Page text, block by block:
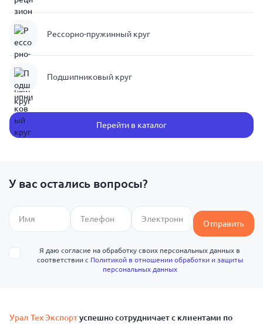
Рессорно-пружинный круг
Подшипниковый круг
Перейти в каталог
У вас остались вопросы?
Отправить
Я даю согласие на обработку своих персональных данных в
соответствии с Политикой в отношении обработки и защиты
персональных данных
Урал Тех Экспортуспешно сотрудничает с клиентами по